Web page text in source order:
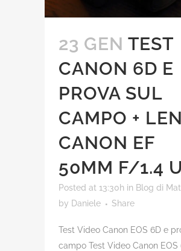
23 GEN TEST
CANON 6D E
PROVA SUL
CAMPO +
CANON EF
50MM F/1.4
Posted at 13:30h in Blog di
by Daniele Share
Test Video Canon EOS 6D e
campo Test Video Canon EOS